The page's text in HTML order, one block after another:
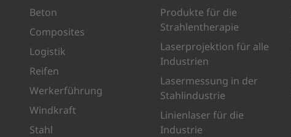
Beton
Composites
Logistik
Reifen
Werkerführung
Windkraft
Stahl
Produkte für die
Strahlentherapie
Laserprojektion für alle
Industrien
Lasermessung in der
Stahlindustrie
Linienlaser für die
Industrie